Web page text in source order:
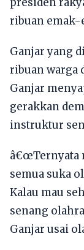
ribuan emak-
Ganjar yang
ribuan warga
Ganjar
gerakkan
instruktur
â€œTernyata
semua suka
Kalau mau
senang
Ganjar usai